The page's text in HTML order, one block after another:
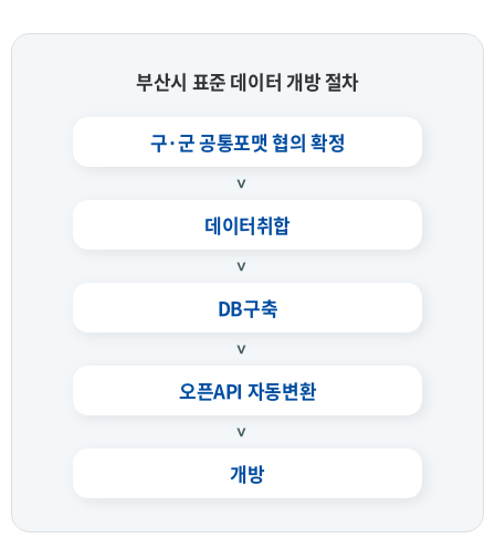
부산시 표준 데이터 개방 절차
구·군 공통포맷 협의 확정
데이터취합
DB구축
오픈API 자동변환
개방